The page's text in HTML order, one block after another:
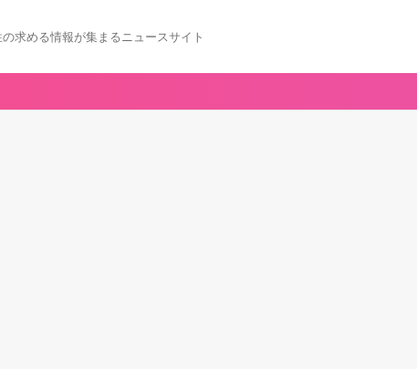
求める情報が集まるニュースサイト